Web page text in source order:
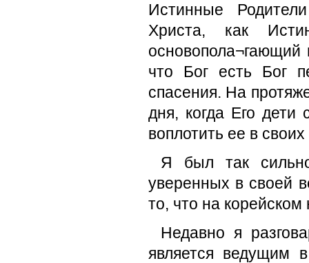
Истинные
Христа, как
что Бог есть Бог
спасения. На
дня, когда Его
воплотить ее в
Я был так
уверенных в своей
то, что на
Недавно я
является ведущим